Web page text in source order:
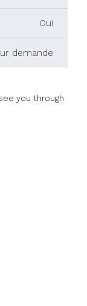
Oui
demande
you through